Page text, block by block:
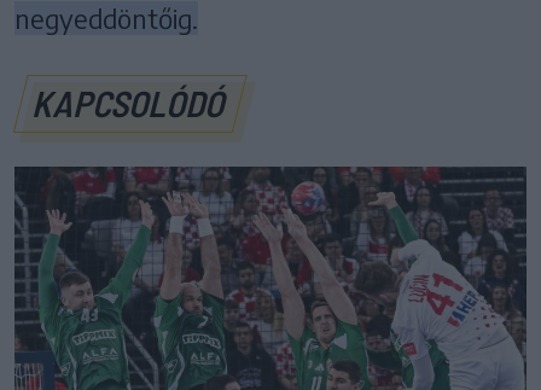
negyeddöntőig.
KAPCSOLÓDÓ